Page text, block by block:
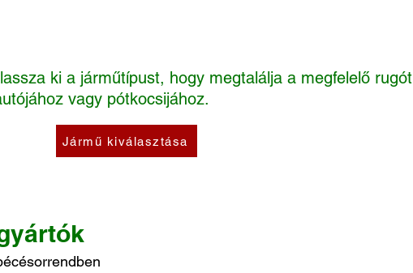
ki a járműtípust, hogy megtalálja a megfelelő rugót
vagy pótkocsijához.
Jármű kiválasztása